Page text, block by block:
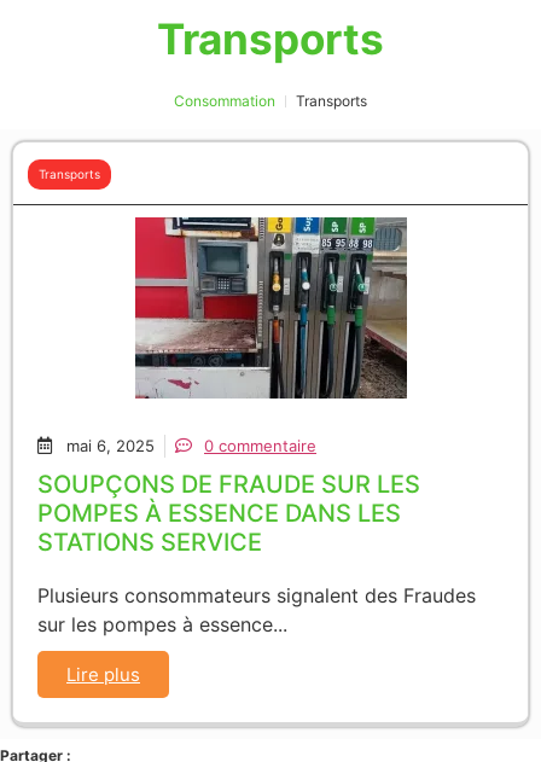
Transports
Consommation Transports
Transports
mai 6, 2025 0 commentaire
SOUPÇONS DE FRAUDE SUR LES
POMPES À ESSENCE DANS LES
STATIONS SERVICE
Plusieurs consommateurs signalent des Fraudes
sur les pompes à essence...
Lire plus
Partager :